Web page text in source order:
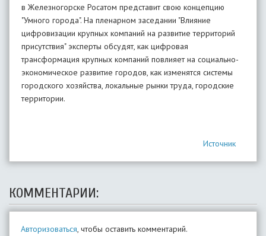
в Железногорске Росатом представит свою концепцию
"Умного города". На пленарном заседании "Влияние
цифровизации крупных компаний на развитие территорий
присутствия" эксперты обсудят, как цифровая
трансформация крупных компаний повлияет на социально-
экономическое развитие городов, как изменятся системы
городского хозяйства, локальные рынки труда, городские
территории.
Источник
КОММЕНТАРИИ:
Авторизоваться, чтобы оставить комментарий.